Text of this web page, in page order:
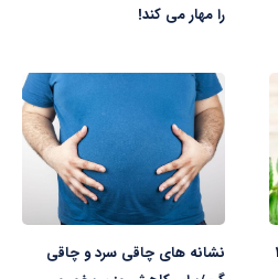
را مهار می کند!
۲۰
نشانه های چاقی سرد و چاقی